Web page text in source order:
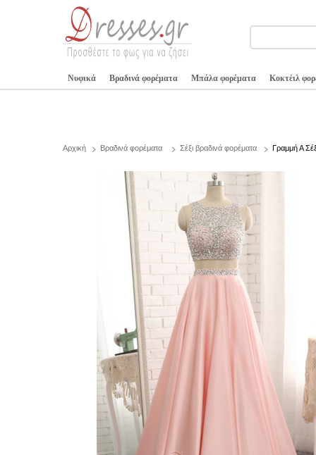
Νυφικά Βραδινά φορέματα Μπάλα φορέματα Κοκτέιλ
Αρχική Βραδινά φορέματα Σέξι βραδινά φορέματα Γραμμή Α